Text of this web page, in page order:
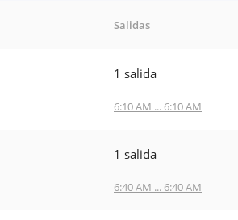
Salidas
1 salida
6:10 AM ... 6:10 AM
1 salida
6:40 AM ... 6:40 AM